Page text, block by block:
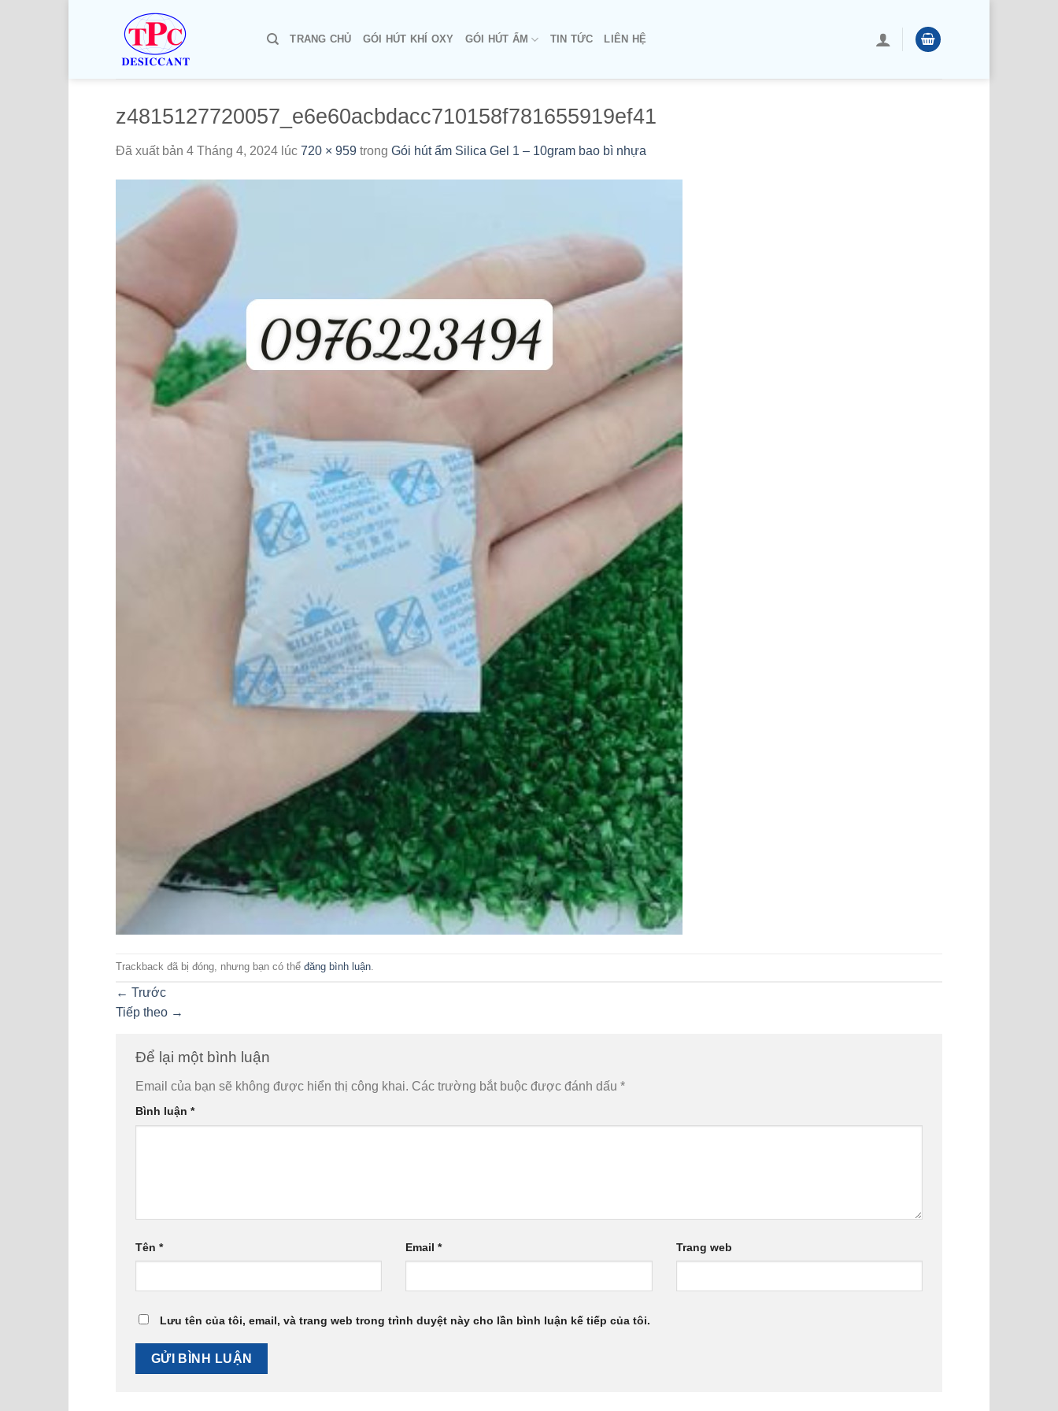
TRANG CHỦ GÓI HÚT KHÍ OXY GÓI HÚT ẨM TIN TỨC LIÊN HỆ
z4815127720057_e6e60acbdacc710158f781655919ef41
Đã xuất bản 4 Tháng 4, 2024 lúc 720 × 959 trong Gói hút ẩm Silica Gel 1 – 10gram bao bì nhựa
Trackback đã bị đóng, nhưng bạn có thể đăng bình luận
← Trước
Tiếp theo →
Để lại một bình luận
Email của bạn sẽ không được hiển thị công khai. Các trường bắt buộc được đánh dấu *
Bình luận *
Tên * Email* Trang web
Lưu tên của tôi, email, và trang web trong trình duyệt này cho lần bình luận kế tiếp của tôi.